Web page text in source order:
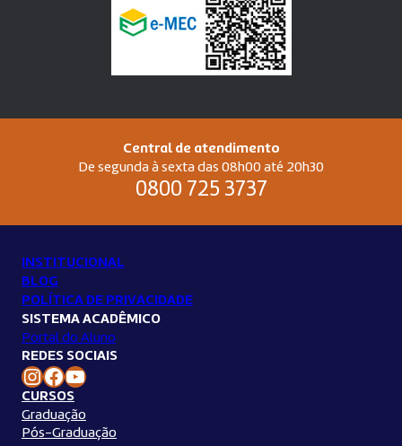
Central de atendimento
De segunda à sexta das 08h00 até 20h30
0800 725 3737
INSTITUCIONAL
BLOG
POLÍTICA DE PRIVACIDADE
SISTEMA ACADÊMICO
Portal do Aluno
REDES SOCIAIS
Instagram Unilins Facebook Unilins Youtube Unilins
CURSOS
Graduação
Pós-Graduação